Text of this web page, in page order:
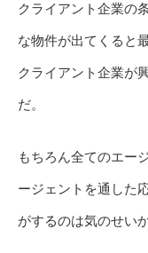
クライアント企業の
な物件が出てくると
クライアント企業が
だ。
もちろん全てのエー
ージェントを通した
がするのは気のせい